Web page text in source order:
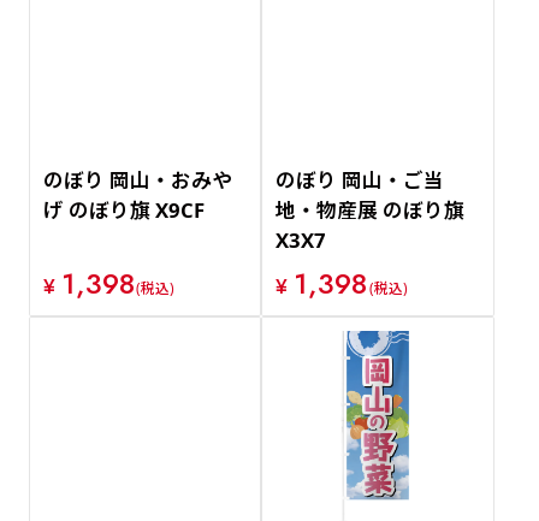
のぼり 岡山・おみや
げ のぼり旗 X9CF
¥ 1,398(税込)
のぼり 岡山・ご当
地・物産展 のぼり旗
X3X7
¥ 1,398(税込)